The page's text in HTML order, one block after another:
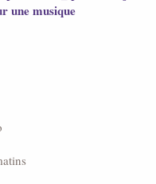
une musique